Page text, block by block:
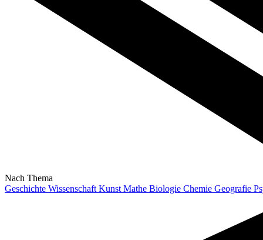
Nach Thema
Geschichte Wissenschaft Kunst Mathe Biologie Chemie Geografie